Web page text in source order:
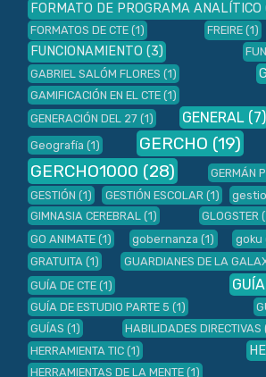
FORMATO DE PROGRAMA ANALÍTICO
FORMATOS DE CTE (1) FREIRE (1)
FUNCIONAMIENTO (3)
GABRIEL SALÓM FLORES (1)
GAMIFICACIÓN EN EL CTE (1)
GENERACIÓN DEL 27 (1) GENERAL (7)
Geografía (1) GERCHO (19)
GERCHO1000 (28) GERMÁN
GESTIÓN (1) GESTIÓN ESCOLAR (1)
GIMNASIA CEREBRAL (1) GLOGSTER
GO ANIMATE (1) gobernanza (1) goku
GRATUITA (1) GUARDIANES DE LA
GUÍA DE CTE (1)
GUÍA DE ESTUDIO PARTE 5 (1)
GUÍAS (1) HABILIDADES DIRECTIVAS
HERRAMIENTA TIC (1)
HERRAMIENTAS DE LA MENTE (1)